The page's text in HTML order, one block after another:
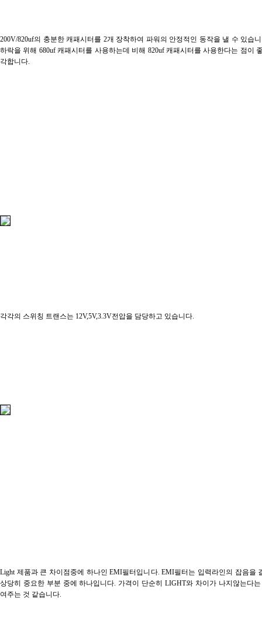
200V/820uf의 충분한 캐패시터를 2개 장착하여 파워의 안정적인 동작을 낼 수 있습
하락을 위해 680uf 캐패시터를 사용하는데 비해 820uf 캐패시터를 사용한다는 점이
각합니다.
각각의 스위칭 트랜스는 12V,5V,3.3V전압을 담당하고 있습니다.
Light 제품과 큰 차이점중에 하나인 EMI필터입니다. EMI필터는 입력라인의 잡음을
상당히 중요한 부분 중에 하나입니다. 가격이 단순히 LIGHT와 차이가 나지않는다
여주는 것 같습니다.